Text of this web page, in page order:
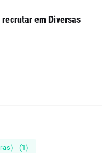
em Diversas
(1)